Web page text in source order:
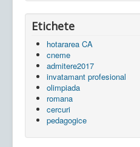
Etichete
hotararea CA
cneme
admitere2017
invatamant profesional
olimpiada
romana
cercuri
pedagogice